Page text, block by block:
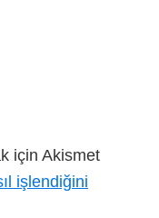
için Akismet
işlendiğini